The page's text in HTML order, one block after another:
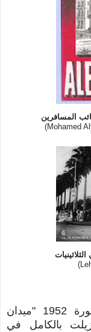
المسافرين
)
ميدان الحدائق الفرنسية أصبح بعد ثورة 1952 "ميدان
بالكامل في